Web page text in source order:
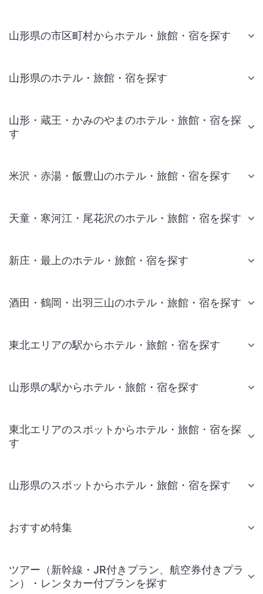
山形県の市区町村からホテル・旅館・宿を探す
山形県のホテル・旅館・宿を探す
山形・蔵王・かみのやまのホテル・旅館・宿を探
す
米沢・赤湯・飯豊山のホテル・旅館・宿を探す
天童・寒河江・尾花沢のホテル・旅館・宿を探す
新庄・最上のホテル・旅館・宿を探す
酒田・鶴岡・出羽三山のホテル・旅館・宿を探す
東北エリアの駅からホテル・旅館・宿を探す
山形県の駅からホテル・旅館・宿を探す
東北エリアのスポットからホテル・旅館・宿を探
す
山形県のスポットからホテル・旅館・宿を探す
おすすめ特集
ツアー（新幹線・JR付きプラン、航空券付きプラ
ン）・レンタカー付プランを探す